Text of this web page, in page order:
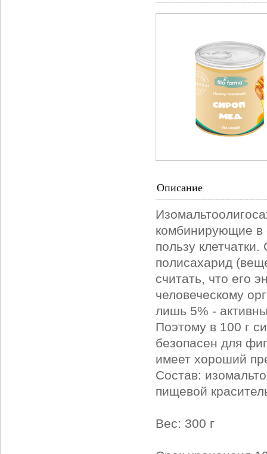
Описание
комбинирующие в
пользу
полисахарид
считать, что его
человеческому
лишь 5% -
Поэтому в 100 г
безопасен для
имеет хороший
Состав:
пищевой
Вес: 300 г